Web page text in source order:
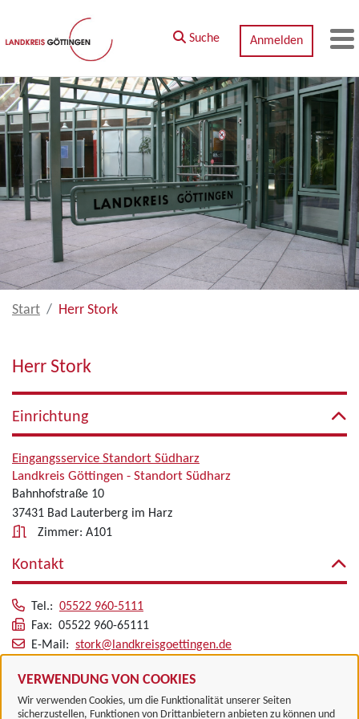
Zum Hauptinhalt springen
VERWENDUNG VON COOKIES
Wir verwenden Cookies, um die Funktionalität unserer Seiten
sicherzustellen, Funktionen von Drittanbietern anbieten zu können und
Suche Anmelden
Start Herr Stork
Herr Stork
Einrichtung
Eingangsservice Standort Südharz
Landkreis Göttingen - Standort Südharz
Bahnhofstraße 10
37431 Bad Lauterberg im Harz
Zimmer: A101
Kontakt
Tel.: 05522 960-5111
Fax: 05522 960-65111
E-Mail: stork@landkreisgoettingen.de
Alle zugeordneten Einrichtungen